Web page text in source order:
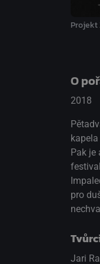
Projekt
O
2018
Pak
pro
Jari